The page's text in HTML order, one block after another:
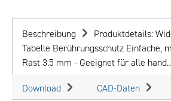
Beschreibung
Produktdetails:
Tabelle Berührungsschutz Einfache,
Rast 3.5 mm - Geeignet für alle
Download CAD-Daten